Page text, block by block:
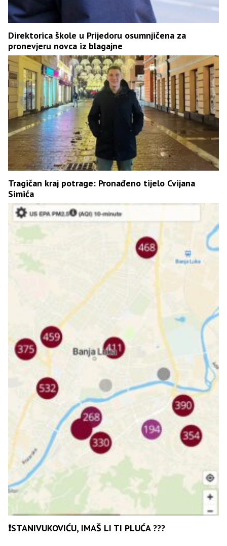
Direktorica škole u Prijedoru osumnjičena za
pronevjeru novca iz blagajne
Tragičan kraj potrage: Pronađeno tijelo Cvijana
Simića
❗️STANIVUKOVIĆU, IMAŠ LI TI PLUĆA ???